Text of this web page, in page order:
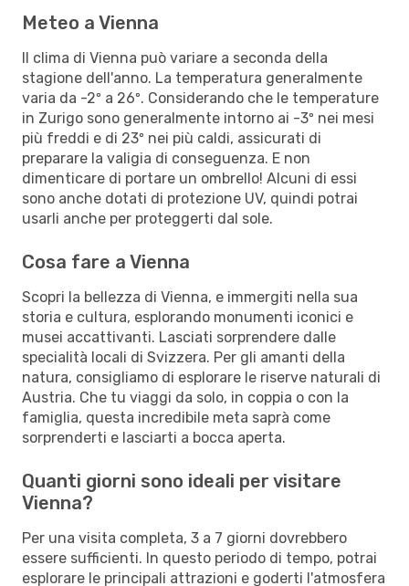
Meteo a Vienna
Il clima di Vienna può variare a seconda della
stagione dell'anno. La temperatura generalmente
varia da -2º a 26º. Considerando che le temperature
in Zurigo sono generalmente intorno ai -3º nei mesi
più freddi e di 23º nei più caldi, assicurati di
preparare la valigia di conseguenza. E non
dimenticare di portare un ombrello! Alcuni di essi
sono anche dotati di protezione UV, quindi potrai
usarli anche per proteggerti dal sole.
Cosa fare a Vienna
Scopri la bellezza di Vienna, e immergiti nella sua
storia e cultura, esplorando monumenti iconici e
musei accattivanti. Lasciati sorprendere dalle
specialità locali di Svizzera. Per gli amanti della
natura, consigliamo di esplorare le riserve naturali di
Austria. Che tu viaggi da solo, in coppia o con la
famiglia, questa incredibile meta saprà come
sorprenderti e lasciarti a bocca aperta.
Quanti giorni sono ideali per visitare
Vienna?
Per una visita completa, 3 a 7 giorni dovrebbero
essere sufficienti. In questo periodo di tempo, potrai
esplorare le principali attrazioni e goderti l'atmosfera